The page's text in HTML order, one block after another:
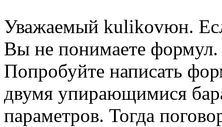
Уважаемый kulikovюн.
Вы не понимаете формул.
Попробуйте написать
двумя упирающимися
параметров. Тогда